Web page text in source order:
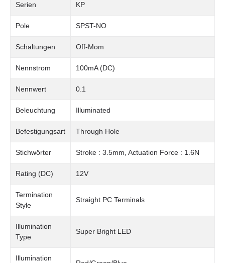
Serien KP
Pole SPST-NO
Schaltungen Off-Mom
Nennstrom 100mA (DC)
Nennwert 0.1
Beleuchtung Illuminated
Befestigungsart Through Hole
Stichwörter Stroke : 3.5mm, Actuation Force : 1.6N
Rating (DC) 12V
Termination
Style
Straight PC Terminals
Illumination
Type
Super Bright LED
Illumination